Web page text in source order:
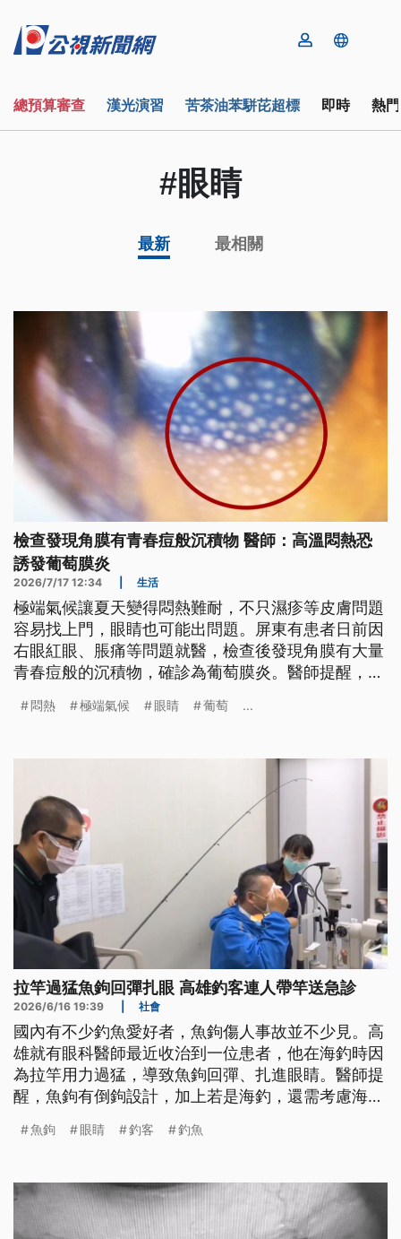
總預算審查 漢光演習 苦茶油苯駢芘超標 即時 熱
#眼睛
最新 最相關
檢查發現角膜有青春痘般沉積物 醫師：高溫悶熱恐
誘發葡萄膜炎
2026/7/17 12:34 生活
極端氣候讓夏天變得悶熱難耐，不只濕疹等皮膚問題
容易找上門，眼睛也可能出問題。屏東有患者日前因
右眼紅眼、脹痛等問題就醫，檢查後發現角膜有大量
青春痘般的沉積物，確診為葡萄膜炎。醫師提醒，葡
寒冷強風也會誘發，民眾若有類似症狀務必盡速就
悶熱 極端氣候 眼睛 葡萄 ...
拉竿過猛魚鉤回彈扎眼 高雄釣客連人帶竿送急診
2026/6/16 19:39 社會
國內有不少釣魚愛好者，魚鉤傷人事故並不少見。高
雄就有眼科醫師最近收治到一位患者，他在海釣時因
為拉竿用力過猛，導致魚鉤回彈、扎進眼睛。醫師提
醒，魚鉤有倒鉤設計，加上若是海釣，還需考慮海洋
危險部位，務必盡速就醫。
魚鉤 眼睛 釣客 釣魚